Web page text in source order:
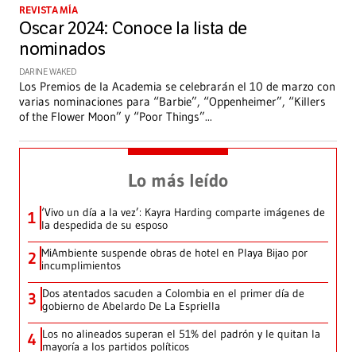
REVISTA MÍA
Oscar 2024: Conoce la lista de
nominados
DARINE WAKED
Los Premios de la Academia se celebrarán el 10 de marzo con
varias nominaciones para “Barbie”, “Oppenheimer”, “Killers
of the Flower Moon” y “Poor Things”...
Lo más leído
1 ‘Vivo un día a la vez’: Kayra Harding comparte imágenes de
la despedida de su esposo
2 MiAmbiente suspende obras de hotel en Playa Bijao por
incumplimientos
3 Dos atentados sacuden a Colombia en el primer día de
gobierno de Abelardo De La Espriella
4 Los no alineados superan el 51% del padrón y le quitan la
mayoría a los partidos políticos